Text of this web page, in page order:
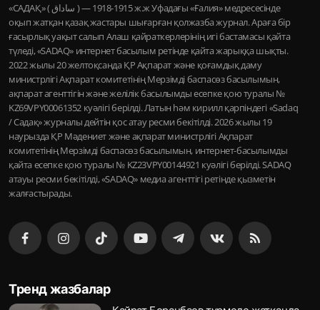
«САДАҚ» ( ساداق ) — 1915-1918 ж.ж Уфадағы «Ғалия» медресесінде
оқып жатқан қазақ жастары шығарған қолжазба журнал. Араға бір
ғасырлық уақыт салып Алаш қайраткерлерінің игі бастамасы қайта
түледі, «SADAQ» интернет басылым ретінде қайта жарыққа шықты.
2022 жылы 20 желтоқсанда ҚР Ақпарат және қоғамдық даму
министрлігі Ақпарат комитетінің Мерзімді баспасөз басылымын,
ақпарат агенттігін және желілік басылымды есепке қою туралы №
KZ69VPY00061352 куәлігі берілді. Латын һәм кирилл қарпіндегі «Sadaq
/ Садақ» журналы дейтін қос атау ресми бекітілді. 2026 жылы 19
наурызда ҚР Мәдениет және ақпарат министрлігі Ақпарат
комитетінің Мерзімді баспасөз басылымын, интернет-басылымды
қайта есепке қою туралы № KZ23VPY00144921 куәлігі берілді. SADAQ
атауы ресми бекітілді, «SADAQ» медиа агенттігі ретінде қызметін
жалғастырады.
Тренд жазбалар